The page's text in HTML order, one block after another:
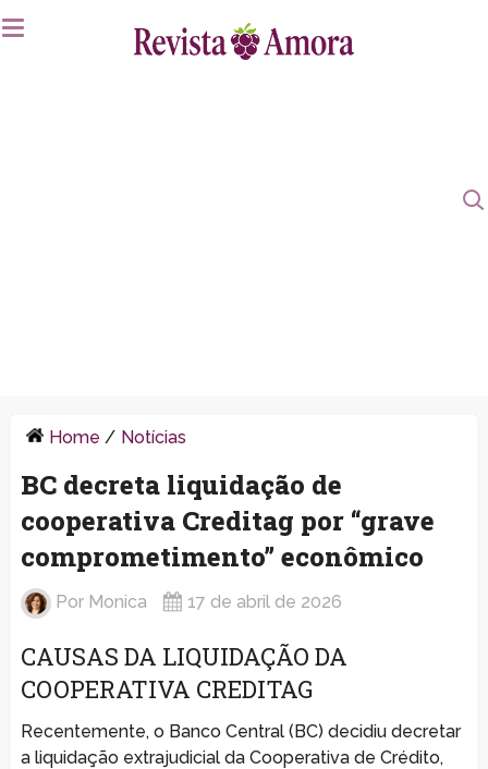
Home / Notícias
BC decreta liquidação de
cooperativa Creditag por “grave
comprometimento” econômico
Por Monica 17 de abril de 2026
CAUSAS DA LIQUIDAÇÃO DA
COOPERATIVA CREDITAG
Recentemente, o Banco Central (BC) decidiu decretar
a liquidação extrajudicial da Cooperativa de Crédito,